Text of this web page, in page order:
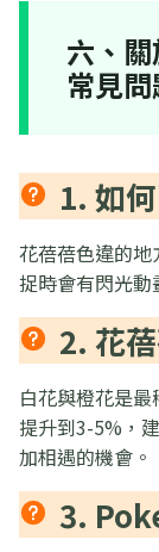
六、
常見
1. 如
花蓓蓓色違的
捉時會有閃光動
2. 花
白花與橙花是
提升到3-5%，
加相遇的機會。
3.